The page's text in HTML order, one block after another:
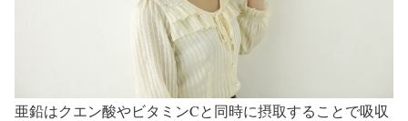
亜鉛はクエン酸やビタミンCと同時に摂取することで吸収